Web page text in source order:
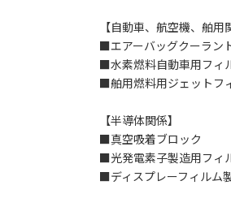
【自動車、航空機、舶用
■エアーバッグクー
■水素燃料自動車
■舶用燃料用ジェットフ
【半導体関係】
■真空吸着ブロック
■光発電素子製造用フィ
■ディスプレーフィルム